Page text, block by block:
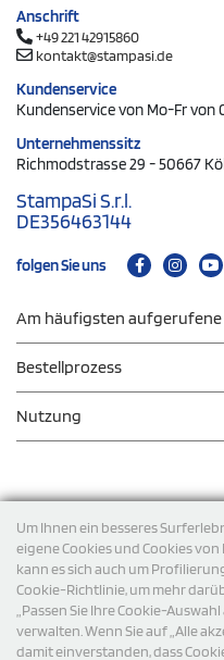
Um Ihnen ein besseres
eigene Cookies und Cookies
kann es sich auch um
Cookie-Richtlinie, um mehr
„Passen Sie Ihre Cookie-
verwalten. Wenn Sie auf „Alle
damit einverstanden, dass
Anschrift
+49 221 42915860
kontakt@stampasi.de
Kundenservice
Kundenservice von Mo-Fr von
Unternehmenssitz
Richmodstrasse 29 - 50667
StampaSi S.r.l.
DE356463144
folgen Sie uns
Am häufigsten
Bestellprozess
Nutzung
Versand